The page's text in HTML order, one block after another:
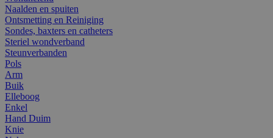
Naalden en spuiten
Ontsmetting en Reiniging
Sondes, baxters en catheters
Steriel wondverband
Steunverbanden
Pols
Arm
Buik
Elleboog
Enkel
Hand Duim
Knie